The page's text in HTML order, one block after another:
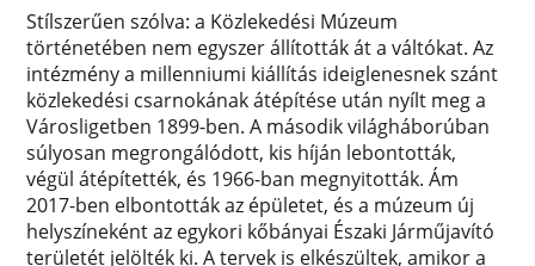
Stílszerűen szólva: a Közlekedési Múzeum
történetében nem egyszer állították át a váltókat. Az
intézmény a millenniumi kiállítás ideiglenesnek szánt
közlekedési csarnokának átépítése után nyílt meg a
Városligetben 1899-ben. A második világháborúban
súlyosan megrongálódott, kis híján lebontották,
végül átépítették, és 1966-ban megnyitották. Ám
2017-ben elbontották az épületet, és a múzeum új
helyszíneként az egykori kőbányai Északi Járműjavító
területét jelölték ki. A tervek is elkészültek, amikor a